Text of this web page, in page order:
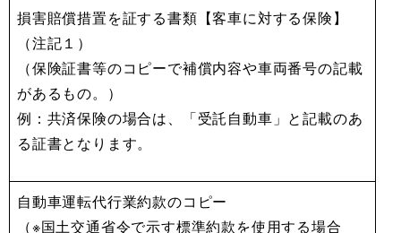
損害賠償措置を証する書類【客車に対する保険】
（注記１）
（保険証書等のコピーで補償内容や車両番号の記載
があるもの。）
例：共済保険の場合は、「受託自動車」と記載のあ
る証書となります。
自動車運転代行業約款のコピー
（※国土交通省令で示す標準約款を使用する場合